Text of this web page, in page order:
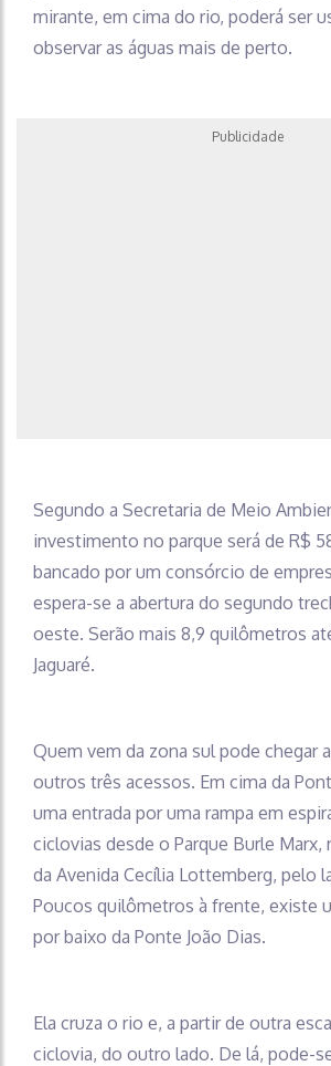
mirante, em cima do rio, poderá ser
observar as águas mais de perto.
Publicidade
Segundo a Secretaria de Meio
investimento no parque será de R$
bancado por um consórcio de
espera-se a abertura do segundo
oeste. Serão mais 8,9 quilômetros
Jaguaré.
Quem vem da zona sul pode chegar
outros três acessos. Em cima da
uma entrada por uma rampa em
ciclovias desde o Parque Burle Marx,
da Avenida Cecília Lottemberg, pelo
Poucos quilômetros à frente, existe
por baixo da Ponte João Dias.
Ela cruza o rio e, a partir de outra
ciclovia, do outro lado. De lá, pode-